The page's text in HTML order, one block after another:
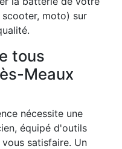
moto) sur
tous
Meaux
nécessite une
équipé d'outils
satisfaire. Un